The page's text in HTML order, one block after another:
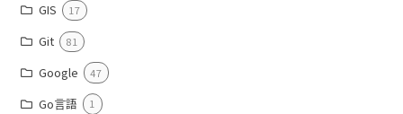
GIS 17
Git 81
Google 47
Go言語 1